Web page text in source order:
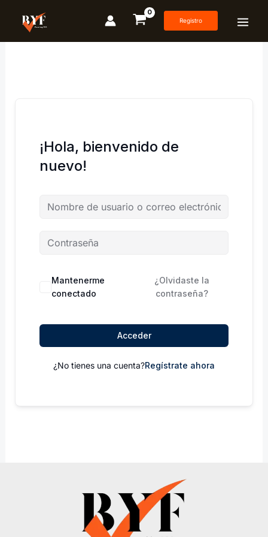
contenido
Registro
¡Hola, bienvenido de
nuevo!
Mantenerme
conectado
¿Olvidaste la
contraseña?
Acceder
¿No tienes una cuenta?Regístrate ahora